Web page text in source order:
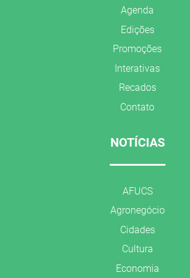
Agenda
Edições
Promoções
Interativas
Recados
Contato
NOTÍCIAS
AFUCS
Agronegócio
Cidades
Cultura
Economia